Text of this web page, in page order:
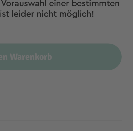
Warenkorb